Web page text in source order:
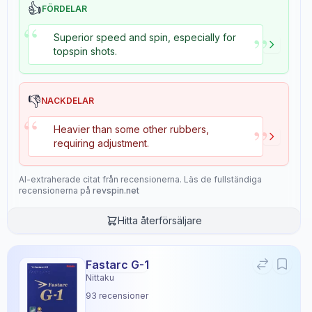
👍FÖRDELAR
“
Superior speed and spin, especially for
topspin shots.
”
👎NACKDELAR
“
Heavier than some other rubbers,
requiring adjustment.
”
AI-extraherade citat från recensionerna. Läs de fullständiga
recensionerna på revspin.net
Hitta återförsäljare
Fastarc G-1
Nittaku
93 recensioner
It features a speed rating of 8.4, a spin rating of 9, and a control rating
shots.
The rubber has a tackiness level of 5.4, providing a good grip on a
variety of shots.
In terms of durability, the rubber is rated at 3.1, suggesting it may
require more frequent replacement compared to other options.
However, its exceptional spin and control capabilities, along with a
high overall rating of 8.1, make it a strong choice for players seeking
Egenskaper
Speed
8.4